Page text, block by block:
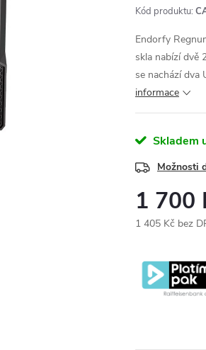
Kód produktu:
Endorfy
skla nabízí dvě
se nachází dva
informace
Skladem
Možnosti
1 700
1 405 Kč bez